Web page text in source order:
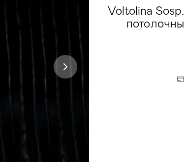
Voltolina